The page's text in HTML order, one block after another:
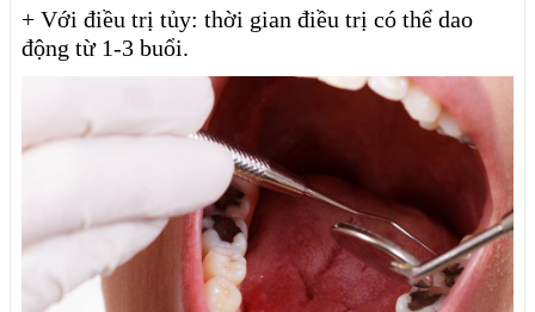
+ Với điều trị tủy: thời gian điều trị có thể dao
động từ 1-3 buổi.